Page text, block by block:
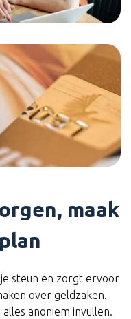
maak
steun en zorgt ervoor
over geldzaken.
anoniem invullen.